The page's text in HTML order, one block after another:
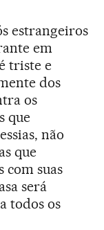
estrangeiros
em
triste e
dos
os
que
não
que
com suas
será
todos os